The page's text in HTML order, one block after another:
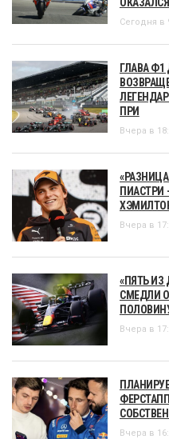
Сегодня в
ГЛАВА
ПРИ
Вчера в
ПИАСТРИ
Вчера в
«ПЯТЬ ИЗ
СМЕДЛИ
Вчера в
Вчера в